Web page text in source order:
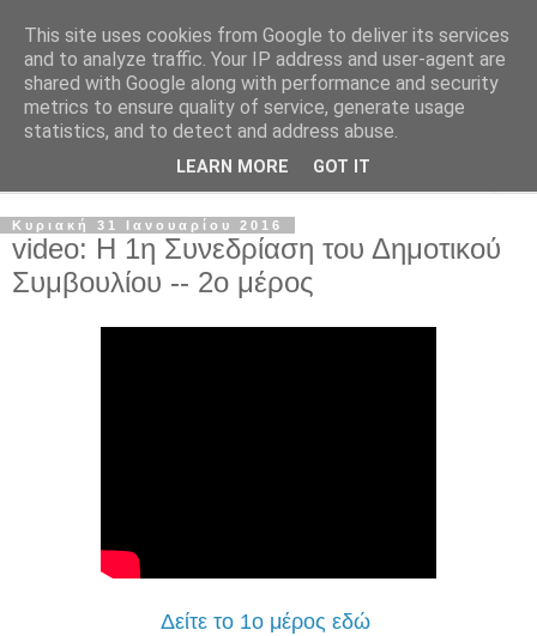
Κυριακή 31 Ιανουαρίου 2016
video: Η 1η Συνεδρίαση του Δημοτικού
Συμβουλίου -- 2ο μέρος
Δείτε το 1ο μέρος εδώ
This site uses cookies from Google to deliver its services
and to analyze traffic. Your IP address and user-agent are
shared with Google along with performance and security
metrics to ensure quality of service, generate usage
statistics, and to detect and address abuse.
LEARN MORE GOT IT